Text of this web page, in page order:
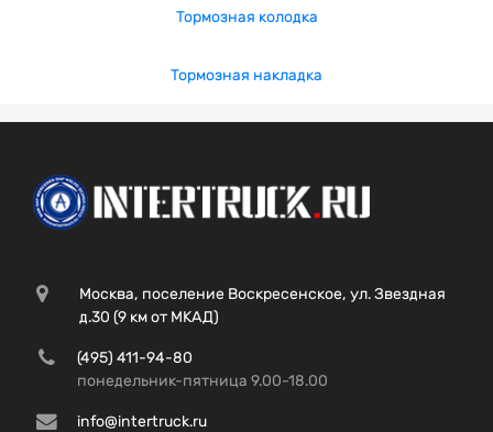
Тормозная колодка
Тормозная накладка
Москва, поселение Воскресенское, ул. Звездная
д.30 (9 км от МКАД)
(495) 411-94-80
понедельник-пятница 9.00-18.00
info@intertruck.ru